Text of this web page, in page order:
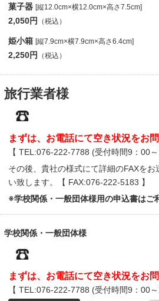
菓子器 [縦12.0cm×横12.0cm×高さ7.5cm]
2,050円 （税込）
姫小箱 [縦7.9cm×横7.9cm×高さ6.4cm]
2,250円 （税込）
旅行業者様
まずは、お電話にて空き状況をお
【 TEL:076-222-7788 (受付時間9：00～
その後、貴社の様式にて詳細のFAXを
い致します。【 FAX:076-222-5183 】
※学校関係・一般団体様用の申込書はご
学校関係・一般団体様
まずは、お電話にて空き状況をお
【 TEL:076-222-7788 (受付時間9：00～